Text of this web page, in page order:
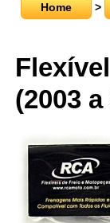
Home >
(2003